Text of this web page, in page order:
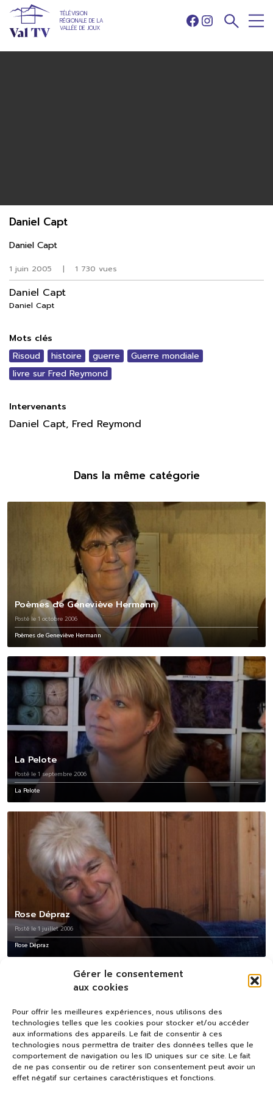
Gérer le consentement
aux cookies
Pour offrir les meilleures expériences, nous utilisons des
technologies telles que les cookies pour stocker et/ou accéder
aux informations des appareils. Le fait de consentir à ces
technologies nous permettra de traiter des données telles que le
comportement de navigation ou les ID uniques sur ce site. Le fait
de ne pas consentir ou de retirer son consentement peut avoir un
effet négatif sur certaines caractéristiques et fonctions.
TÉLÉVISION
RÉGIONALE DE LA
VALLÉE DE JOUX
Facebook
Instagram
1 juin 2005 | 1 730 vues
Daniel Capt
Daniel Capt
Mots clés
Risoud histoire guerre
Guerre mondiale
livre sur Fred Reymond
Intervenants
Daniel Capt, Fred Reymond
Daniel Capt
Daniel Capt
Dans la même catégorie
Poèmes de Geneviève Hermann
Posté le 1 octobre 2006
Poèmes de Geneviève Hermann
La Pelote
Posté le 1 septembre 2006
La Pelote
Rose Dépraz
Posté le 1 juillet 2006
Rose Dépraz